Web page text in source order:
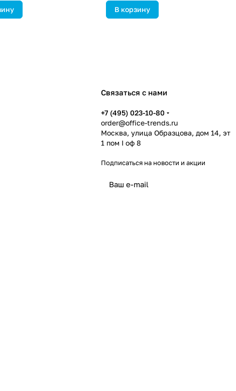
В корзину
Связаться с нами
+7 (495) 023-10-80
order@office-trends.ru
Москва, улица Образцова, дом 14, эт
1 пом I оф 8
Подписаться на новости и акции